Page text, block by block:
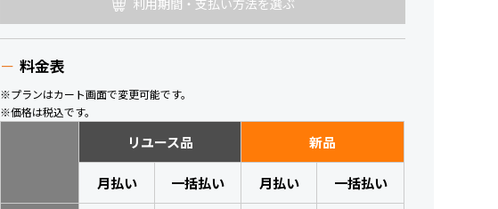
料金表
※プランはカート画面で変更可能です。
※価格は税込です。
リユース品 新品
月払い 一括払い 月払い 一括払い